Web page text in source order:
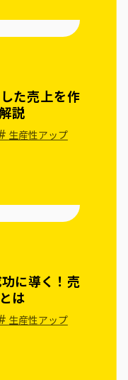
た売上を作
説
生産性アップ
に導く！売
は
生産性アップ